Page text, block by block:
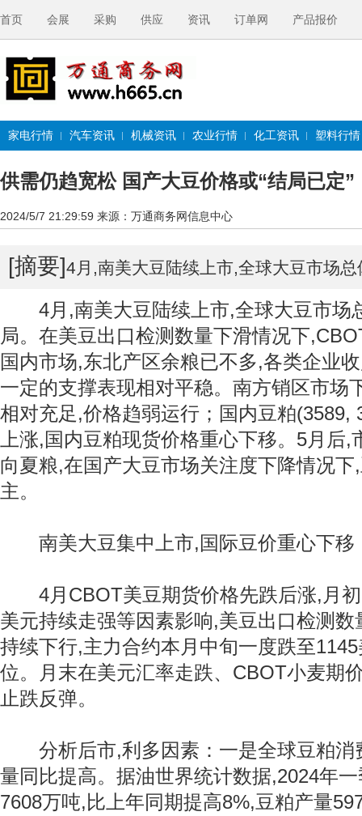
首页 会展 采购 供应 资讯 订单网 产品报价
家电行情 汽车资讯 机械资讯 农业行情 化工资讯 塑料行情
供需仍趋宽松 国产大豆价格或“结局已定”
2024/5/7 21:29:59 来源：万通商务网信息中心
[摘要]4月,南美大豆陆续上市,全球大豆市场
4月,南美大豆陆续上市,全球大豆市场
局。在美豆出口检测数量下滑情况下
国内市场,东北产区余粮已不多,各类企业
一定的支撑表现相对平稳。南方销区市场
相对充足,价格趋弱运行；国内豆粕(3589,
上涨,国内豆粕现货价格重心下移。5月后
向夏粮,在国产大豆市场关注度下降情况
主。
南美大豆集中上市,国际豆价重心下移
4月CBOT美豆期货价格先跌后涨,月初
美元持续走强等因素影响,美豆出口检测
持续下行,主力合约本月中旬一度跌至
位。月末在美元汇率走跌、CBOT小麦期
止跌反弹。
分析后市,利多因素：一是全球豆粕消
量同比提高。据油世界统计数据,2024年
7608万吨,比上年同期提高8%,豆粕产量